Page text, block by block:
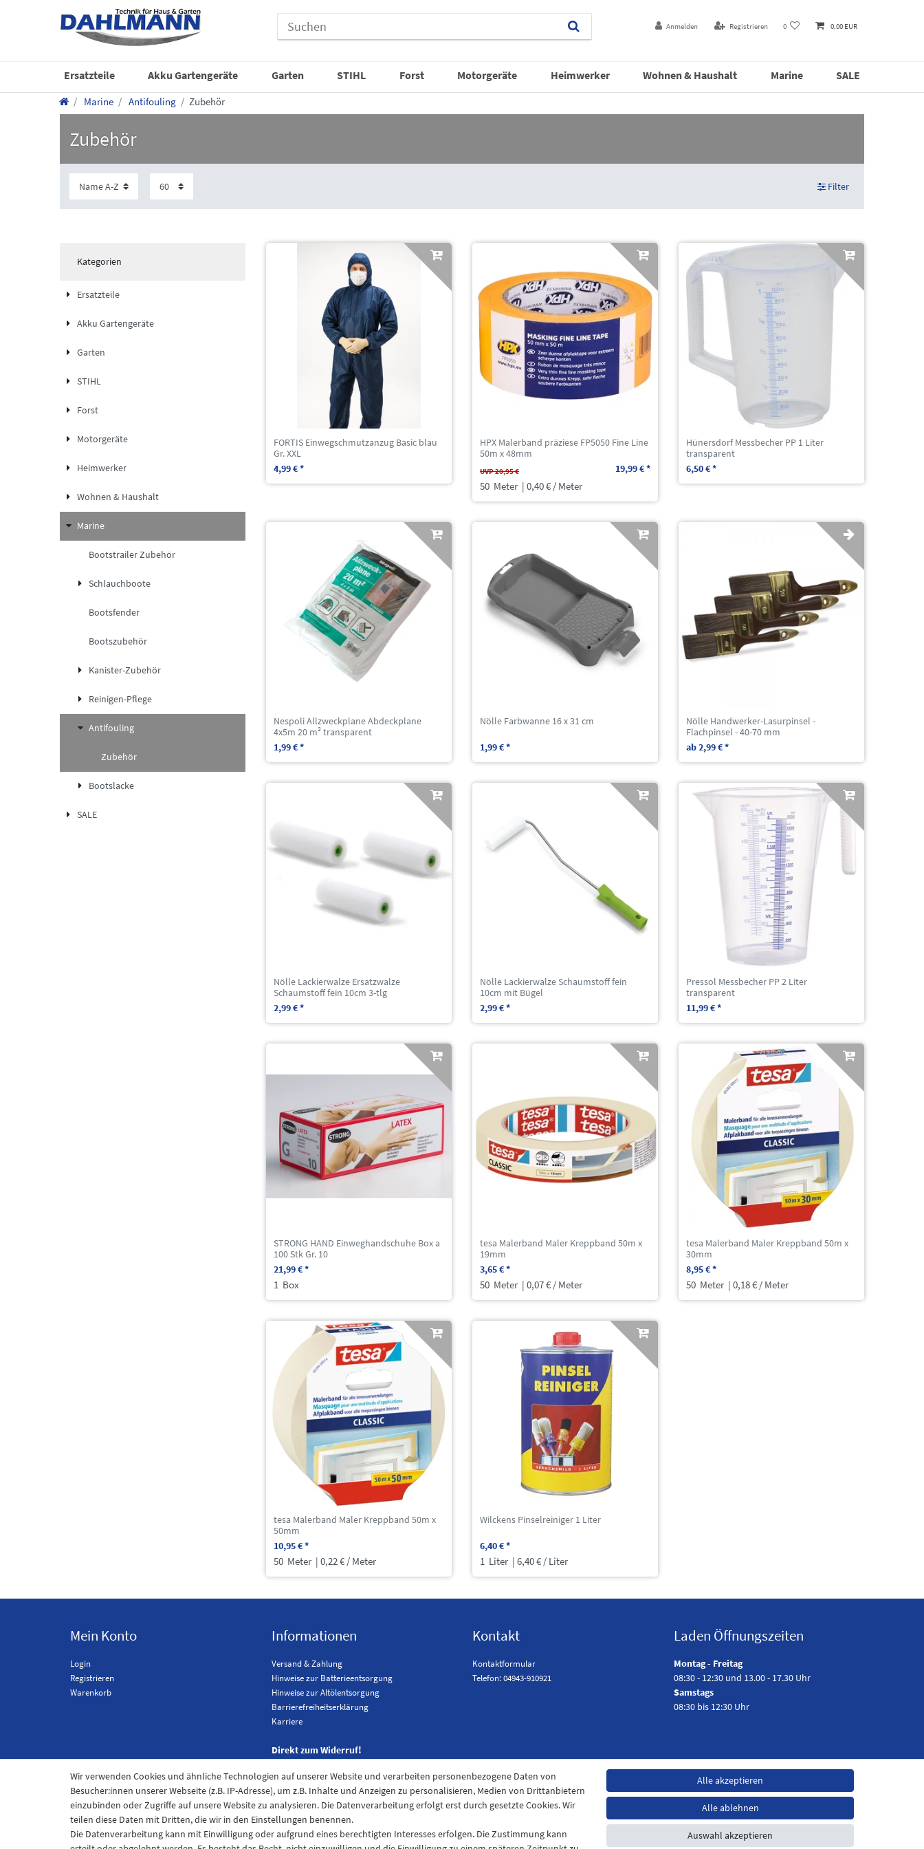
Anmelden Registrieren 0 0,00 EUR
Ersatzteile Akku Gartengeräte Garten STIHL Forst Motorgeräte Heimwerker Wohnen & Haushalt Marine SALE
Marine Antifouling Zubehör
Zubehör
Filter
Kategorien
Ersatzteile
Akku Gartengeräte
Garten
STIHL
Forst
Motorgeräte
Heimwerker
Wohnen & Haushalt
Marine
Bootstrailer Zubehör
Schlauchboote
Bootsfender
Bootszubehör
Kanister-Zubehör
Reinigen-Pflege
Antifouling
Zubehör
Bootslacke
SALE
FORTIS Einwegschmutzanzug Basic blau
Gr. XXL
4,99 € *
HPX Malerband präziese FP5050 Fine Line
50m x 48mm
UVP 20,95 € 19,99 € *
50 Meter | 0,40 € / Meter
Hünersdorf Messbecher PP 1 Liter
transparent
6,50 € *
Nespoli Allzweckplane Abdeckplane
4x5m 20 m² transparent
1,99 € *
Nölle Farbwanne 16 x 31 cm
1,99 € *
Nölle Handwerker-Lasurpinsel -
Flachpinsel - 40-70 mm
ab 2,99 € *
Nölle Lackierwalze Ersatzwalze
Schaumstoff fein 10cm 3-tlg
2,99 € *
Nölle Lackierwalze Schaumstoff fein
10cm mit Bügel
2,99 € *
Pressol Messbecher PP 2 Liter
transparent
11,99 € *
STRONG HAND Einweghandschuhe Box a
100 Stk Gr. 10
21,99 € *
1 Box
tesa Malerband Maler Kreppband 50m x
19mm
3,65 € *
50 Meter | 0,07 € / Meter
tesa Malerband Maler Kreppband 50m x
30mm
8,95 € *
50 Meter | 0,18 € / Meter
tesa Malerband Maler Kreppband 50m x
50mm
10,95 € *
50 Meter | 0,22 € / Meter
Wilckens Pinselreiniger 1 Liter
6,40 € *
1 Liter | 6,40 € / Liter
Mein Konto
Login
Registrieren
Warenkorb
Informationen
Versand & Zahlung
Hinweise zur Batterieentsorgung
Hinweise zur Altölentsorgung
Barrierefreiheitserklärung
Karriere
Direkt zum Widerruf!
Kontakt
Kontaktformular
Telefon: 04943-910921
Laden Öffnungszeiten
Montag - Freitag
08:30 - 12:30 und 13.00 - 17.30 Uhr
Samstags
08:30 bis 12:30 Uhr
Wir verwenden Cookies und ähnliche Technologien auf unserer Website und verarbeiten personenbezogene Daten von
Besucher:innen unserer Webseite (z.B. IP-Adresse), um z.B. Inhalte und Anzeigen zu personalisieren, Medien von Drittanbietern
einzubinden oder Zugriffe auf unsere Website zu analysieren. Die Datenverarbeitung erfolgt erst durch gesetzte Cookies. Wir
teilen diese Daten mit Dritten, die wir in den Einstellungen benennen.
Die Datenverarbeitung kann mit Einwilligung oder aufgrund eines berechtigten Interesses erfolgen. Die Zustimmung kann
Alle akzeptieren
Alle ablehnen
Auswahl akzeptieren